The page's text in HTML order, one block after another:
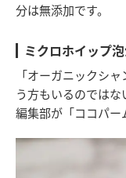
分は無添加です。
ミクロホイップ
「オーガニックシ
う方もいるのではな
編集部が「ココパー